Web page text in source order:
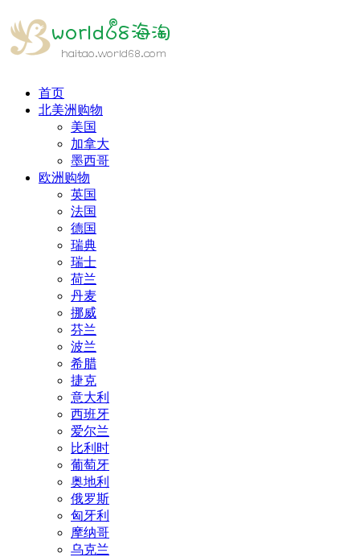
首页
北美洲购物
美国
加拿大
墨西哥
欧洲购物
英国
法国
德国
瑞典
瑞士
荷兰
丹麦
挪威
芬兰
波兰
希腊
捷克
意大利
西班牙
爱尔兰
比利时
葡萄牙
奥地利
俄罗斯
匈牙利
摩纳哥
乌克兰